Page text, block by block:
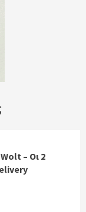
– Οι 2